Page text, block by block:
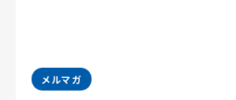
メルマガ